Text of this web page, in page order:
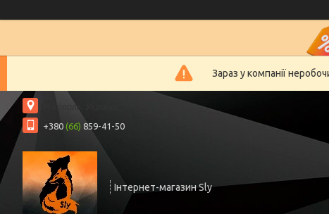
Зараз у компанії
Нікополь, Україна
+380 (66) 859-41-50
Інтернет-магазин Sly